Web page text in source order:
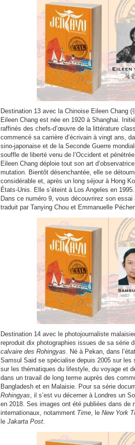
Destination 13 avec la Chinoise Eileen Chang (
Eileen Chang est née en 1920 à Shanghai.
raffinés des chefs-d’œuvre de la littérature
commencé sa carrière d’écrivain à vingt ans,
sino-japonaise et de la Seconde Guerre
souffle de liberté venu de l’Occident et
Eileen Chang déploie tout son art
mutation. Bientôt désenchantée, elle se
considérable et, après un long séjour à Hong
États-Unis. Elle s’éteint à Los Angeles en 1995.
Dans ce numéro 9, vous découvrirez son
traduit par Tanying Chou et Emmanuelle
Destination 14 avec le photojournaliste
reproduit dix photographies issues de sa série
calvaire des Rohingyas. Né à Pekan, dans
Samsul Said se spécialise depuis 2005 sur les
sur les thématiques du lifestyle, du voyage et
dans un travail de long terme auprès des
Bangladesh et en Malaisie. Pour sa série
Rohingyas, il s’est vu décerner à Londres un
en 2018. Ses images ont été publiées dans de
internationaux, notamment Time, le New York
le Jakarta Post.